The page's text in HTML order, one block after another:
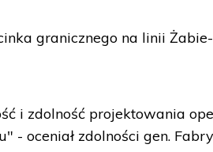
granicznego na linii Żabie-
i zdolność projektowania
- oceniał zdolności gen.